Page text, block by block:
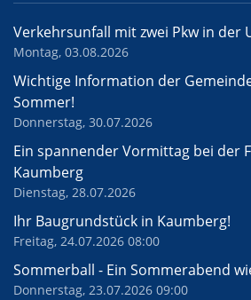
Verkehrsunfall mit zwei Pkw in der
Montag, 03.08.2026
Wichtige Information der
Sommer!
Donnerstag, 30.07.2026
Ein spannender Vormittag bei der
Kaumberg
Dienstag, 28.07.2026
Ihr Baugrundstück in Kaumberg!
Freitag, 24.07.2026 08:00
Sommerball - Ein Sommerabend
Donnerstag, 23.07.2026 09:00